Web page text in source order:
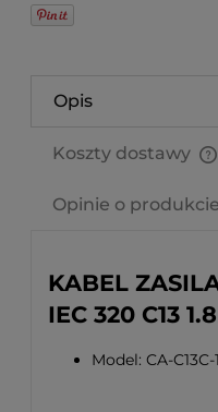
Opis
Koszty dostawy
Opinie o
KABEL
IEC 320 C13
Model: CA-